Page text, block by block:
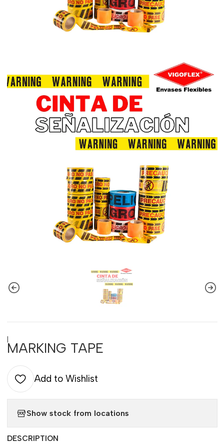
|
MARKING TAPE
Add to Wishlist
Show stock from locations
DESCRIPTION